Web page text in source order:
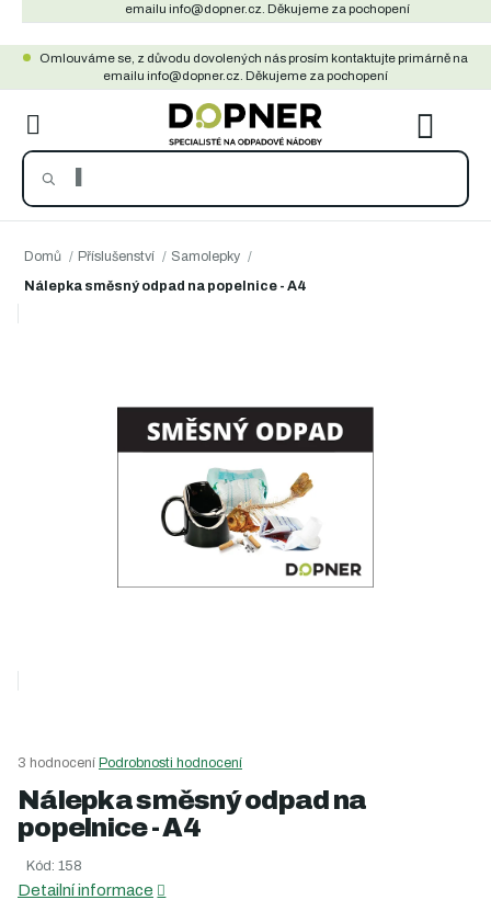
obsah
emailu info@dopner.cz. Děkujeme za pochopení
Omlouváme se, z důvodu dovolených nás prosím kontaktujte primárně na
emailu info@dopner.cz. Děkujeme za pochopení
KOŠÍK
Domů / Příslušenství / Samolepky /
Nálepka směsný odpad na popelnice - A4
Průměrné
produktu
je
5,0
5
3 hodnocení Podrobnosti hodnocení
Nálepka směsný odpad na
popelnice - A4
Kód: 158
Detailní informace